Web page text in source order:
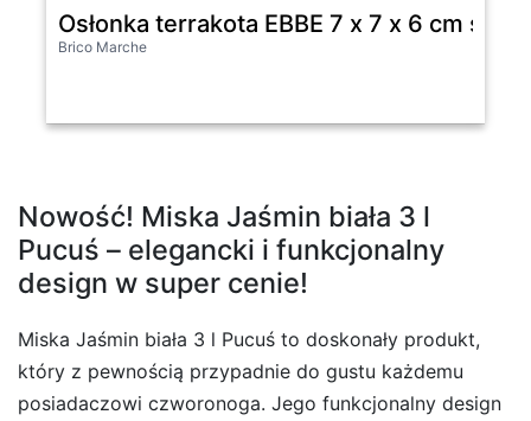
Osłonka terrakota EBBE 7 x 7 x 6 cm szara
Brico Marche
Nowość! Miska Jaśmin biała 3 l
Pucuś – elegancki i funkcjonalny
design w super cenie!
Miska Jaśmin biała 3 l Pucuś to doskonały produkt,
który z pewnością przypadnie do gustu każdemu
posiadaczowi czworonoga. Jego funkcjonalny design